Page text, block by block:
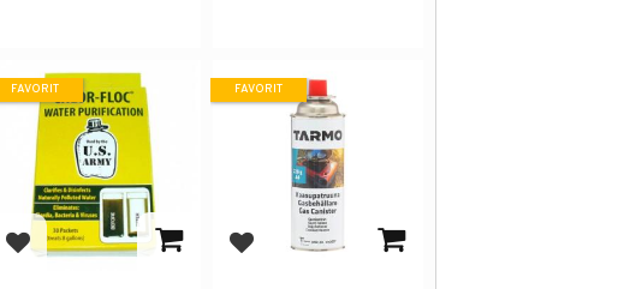
Lägg till i favoriter
FAVORIT
Lägg till i favoriter
FAVORIT